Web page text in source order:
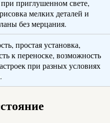
приглушенном свете,
мелких деталей и
без мерцания.
простая установка,
к переноске, возможность
при разных условиях